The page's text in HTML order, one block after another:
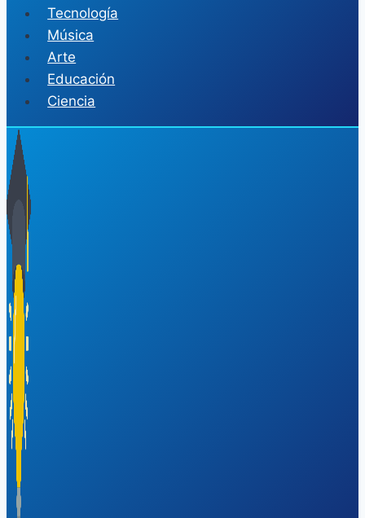
Tecnología
Música
Arte
Educación
Ciencia